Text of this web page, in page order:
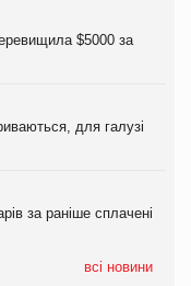
$5000 за
для галузі
за раніше сплачені
всі новини
$5000 за
для галузі
за раніше сплачені
для галузі
за раніше сплачені
щодо штучного